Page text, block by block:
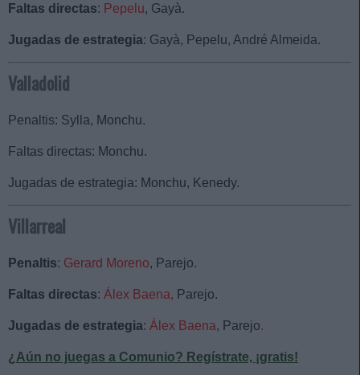
Faltas directas: Pepelu, Gayà.
Jugadas de estrategia: Gayà, Pepelu, André Almeida.
Valladolid
Penaltis: Sylla, Monchu.
Faltas directas: Monchu.
Jugadas de estrategia: Monchu, Kenedy.
Villarreal
Penaltis: Gerard Moreno, Parejo.
Faltas directas: Álex Baena, Parejo.
Jugadas de estrategia: Álex Baena, Parejo.
¿Aún no juegas a Comunio? Regístrate, ¡gratis!